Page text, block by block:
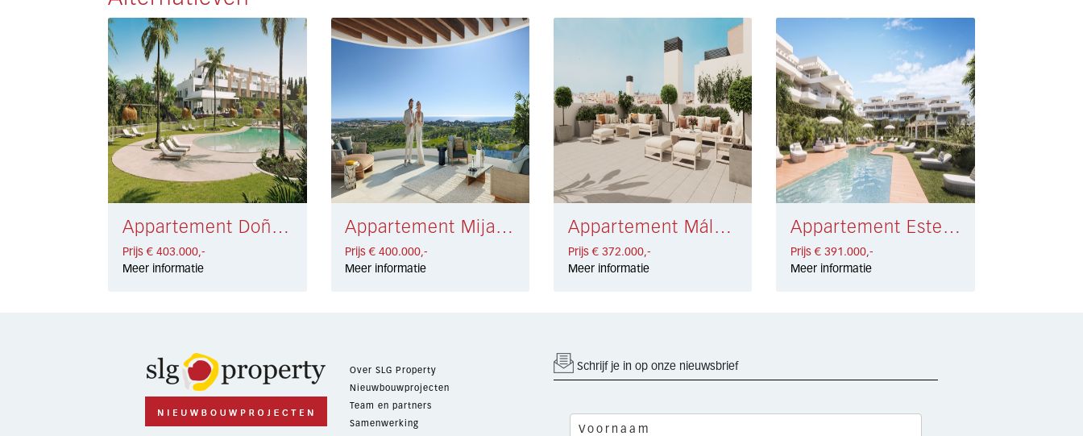
Appartement Doña Julia Golf, Casares € 403.000,-
Prijs € 403.000,-
Meer informatie
Appartement Mijas Costa € 400.000,-
Prijs € 400.000,-
Meer informatie
Appartement Málaga € 372.000,-
Prijs € 372.000,-
Meer informatie
Appartement Estepona € 391.000,-
Prijs € 391.000,-
Meer informatie
Over SLG Property
Nieuwbouwprojecten
Team en partners
Samenwerking
Schrijf je in op onze nieuwsbrief